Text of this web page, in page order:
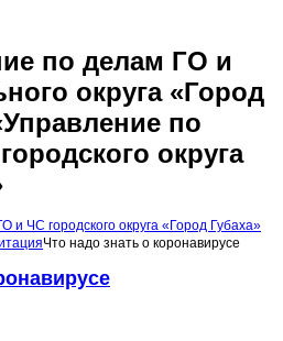
по делам ГО и
округа «Город
по
округа
Что надо знать о коронавирусе